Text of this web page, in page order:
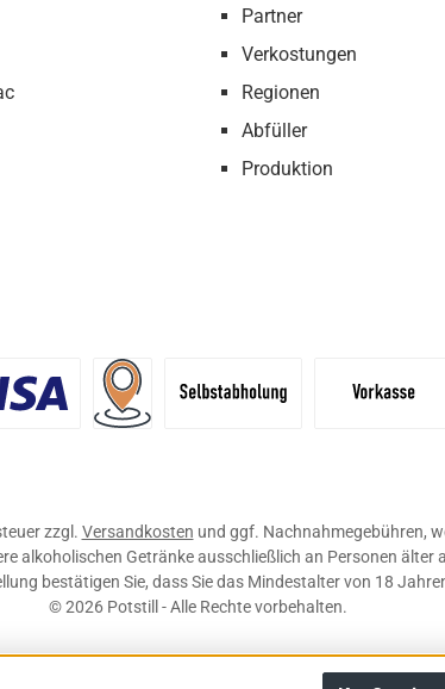
Partner
Verkostungen
Regionen
Abfüller
Produktion
zzgl. Versandkosten und ggf. Nachnahmegebühren,
alkoholischen Getränke ausschließlich an Personen älter
bestätigen Sie, dass Sie das Mindestalter von 18
© 2026 Potstill - Alle Rechte vorbehalten.